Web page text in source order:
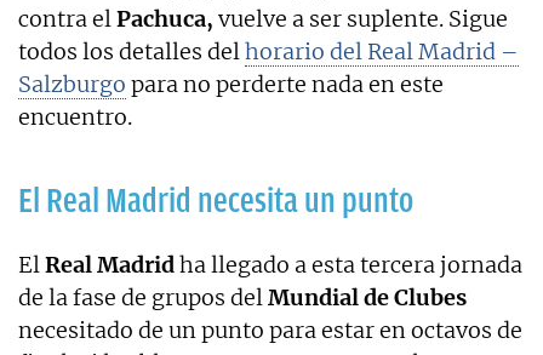
contra elPachuca, vuelve a ser suplente. Sigue
todos los detalles delhorario del Real Madrid –
Salzburgo para no perderte nada en este
encuentro.
El Real Madrid necesita un punto
ElReal Madridha llegado a esta tercera jornada
de la fase de grupos delMundial de Clubes
necesitado de un punto para estar en octavos de